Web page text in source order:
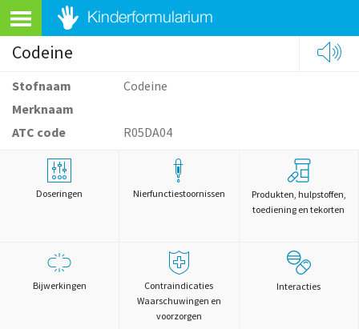
Codeine
Stofnaam
Codeine
Merknaam
ATC code
R05DA04
Doseringen Nierfunctiestoornissen
Produkten, hulpstoffen,
toediening en tekorten
Bijwerkingen
Contraindicaties
Waarschuwingen en
voorzorgen
Interacties